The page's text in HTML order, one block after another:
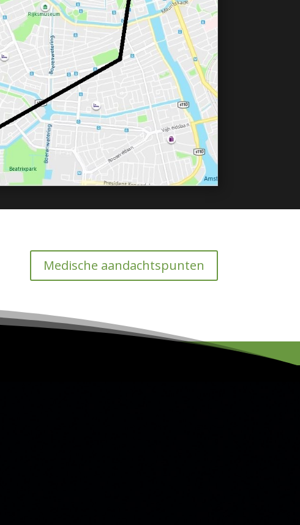
Medische aandachtspunten